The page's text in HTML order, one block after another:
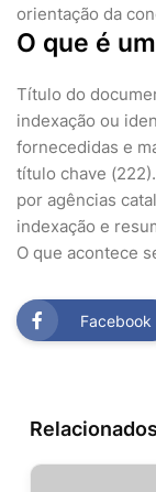
orientação da
O que é
Título do
indexação ou
fornecedidas e
título chave
por agências
indexação e
O que acontece
Facebook
Relacionados